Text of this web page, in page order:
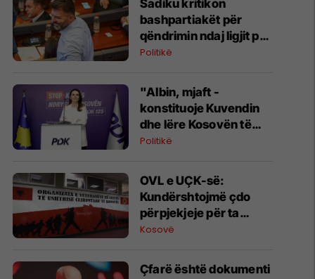
Sadiku kritikon
bashpartiakët për
qëndrimin ndaj ligjit për
shtetësinë: Ne është
nuk e bëmë
Politikë
"Albin, mjaft -
konstituoje Kuvendin
dhe lëre Kosovën të
ecë përpara", reagon
Politikë
OVL e UÇK-së:
Kundërshtojmë çdo
përpjekjeje për ta
mbajtur Kosovën peng
Albin Kurtit
Kosovë
Çfarë është dokumenti